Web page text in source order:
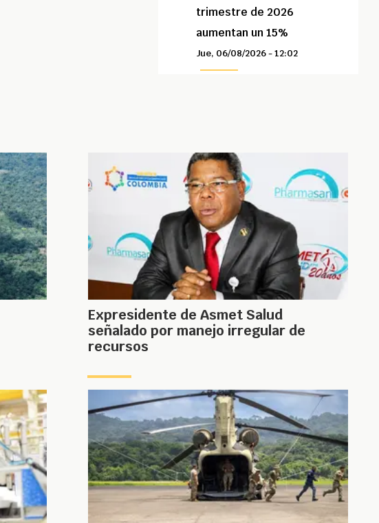
trimestre de 2026
aumentan un 15%
Jue, 06/08/2026 - 12:02
Expresidente de Asmet Salud
señalado por manejo irregular de
recursos